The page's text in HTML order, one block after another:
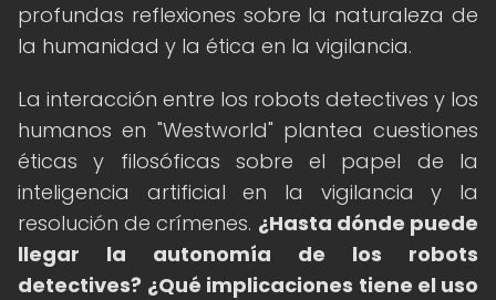
profundas reflexiones sobre la naturaleza de
la humanidad y la ética en la vigilancia.
La interacción entre los robots detectives y los
humanos en "Westworld" plantea cuestiones
éticas y filosóficas sobre el papel de la
inteligencia artificial en la vigilancia y la
resolución de crímenes. ¿Hasta dónde puede
llegar la autonomía de los robots
detectives? ¿Qué implicaciones tiene el uso